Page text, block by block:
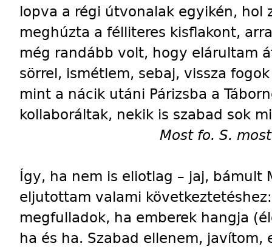
lopva a régi útvonalak egyikén, hol
meghúzta a félliteres kisflakont,
még randább volt, hogy elárultam
sörrel, ismétlem, sebaj, vissza
mint a nácik utáni Párizsba a
kollaboráltak, nekik is szabad sok
Most fo. S.
Így, ha nem is eliotlag – jaj, bámult
eljutottam valami
megfulladok, ha emberek hangja
ha és ha. Szabad ellenem, javítom,